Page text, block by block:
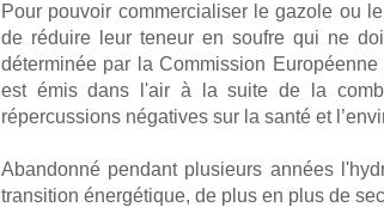
Pour pouvoir commercialiser le gazole ou
de réduire leur teneur en soufre qui ne
déterminée par la Commission
est émis dans l'air à la suite de la
répercussions négatives sur la santé et
Abandonné pendant plusieurs années
transition énergétique, de plus en plus de